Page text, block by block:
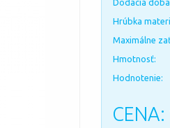
Dodacia
Hrúbka
Maximálne
Hmotnosť:
Hodnotenie:
CENA: